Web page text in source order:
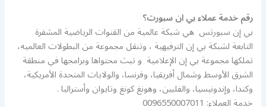
رقم خدمة عملاء بي ان سبورت؟
بي إن سبورتس ‏ هي شبكة عالمية من القنوات الرياضية المشفرة
التابعة لشبكة بي إن الترفيهية ‏، وتنقل مجموعة من البطولات العالميه،
تملكها مجموعة بي إن الإعلامية ‏ و تبث محتواها وبرامجها في منطقة
الشرق الأوسط وشمال أفريقيا، وفرنسا، والولايات المتحدة الأمريكية،
وكندا، وإندونيسيا، والفلبين، وهونغ كونغ وتايوان وأستراليا .
خدمة العملاء: 0096550007011